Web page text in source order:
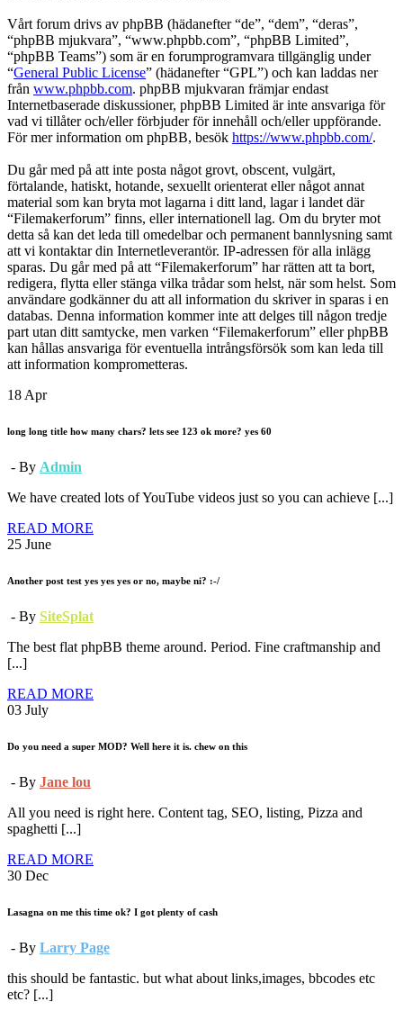
Vårt forum drivs av phpBB (hädanefter “de”, “dem”, “deras”,
“phpBB mjukvara”, “www.phpbb.com”, “phpBB Limited”,
“phpBB Teams”) som är en forumprogramvara tillgänglig under
“General Public License” (hädanefter “GPL”) och kan laddas ner
från www.phpbb.com. phpBB mjukvaran främjar endast
Internetbaserade diskussioner, phpBB Limited är inte ansvariga för
vad vi tillåter och/eller förbjuder för innehåll och/eller uppförande.
För mer information om phpBB, besök https://www.phpbb.com/.
Du går med på att inte posta något grovt, obscent, vulgärt,
förtalande, hatiskt, hotande, sexuellt orienterat eller något annat
material som kan bryta mot lagarna i ditt land, lagar i landet där
“Filemakerforum” finns, eller internationell lag. Om du bryter mot
detta så kan det leda till omedelbar och permanent bannlysning samt
att vi kontaktar din Internetleverantör. IP-adressen för alla inlägg
sparas. Du går med på att “Filemakerforum” har rätten att ta bort,
redigera, flytta eller stänga vilka trådar som helst, när som helst. Som
användare godkänner du att all information du skriver in sparas i en
databas. Denna information kommer inte att delges till någon tredje
part utan ditt samtycke, men varken “Filemakerforum” eller phpBB
kan hållas ansvariga för eventuella intrångsförsök som kan leda till
att information komprometteras.
18 Apr
long long title how many chars? lets see 123 ok more? yes 60
- By Admin
We have created lots of YouTube videos just so you can achieve [...]
READ MORE
25 June
Another post test yes yes yes or no, maybe ni? :-/
- By SiteSplat
The best flat phpBB theme around. Period. Fine craftmanship and
[...]
READ MORE
03 July
Do you need a super MOD? Well here it is. chew on this
- By Jane lou
All you need is right here. Content tag, SEO, listing, Pizza and
spaghetti [...]
READ MORE
30 Dec
Lasagna on me this time ok? I got plenty of cash
- By Larry Page
this should be fantastic. but what about links,images, bbcodes etc
etc? [...]